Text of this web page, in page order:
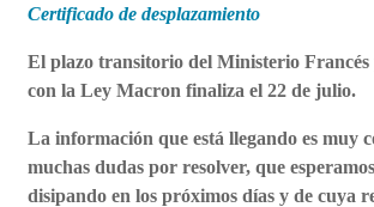
Certificado de desplazamiento
El plazo transitorio del Ministerio
con la Ley Macron finaliza el 22 de julio.
La información que está llegando es muy
muchas dudas por resolver, que
disipando en los próximos días y de cuya